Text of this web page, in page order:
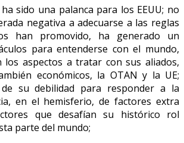
sido una palanca para los EEUU; no
negativa a adecuarse a las reglas
han promovido, ha generado un
para entenderse con el mundo,
los aspectos a tratar con sus aliados,
económicos, la OTAN y la UE;
su debilidad para responder a la
en el hemisferio, de factores extra
que desafían su histórico rol
parte del mundo;